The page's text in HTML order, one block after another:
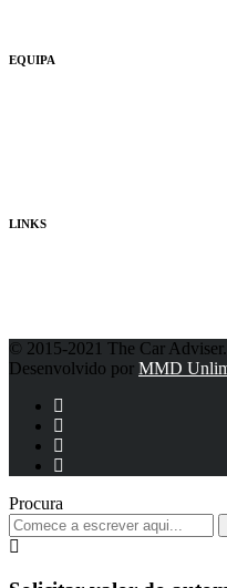
EQUIPA
LINKS
© 2015-2021 The Car
Desenvolvido por MMD
Procura